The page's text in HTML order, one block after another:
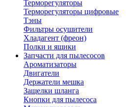
Терморегуляторы
Терморегуляторы цифровые
Тэны
Фильтры осушители
Хладагент (фреон)
Полки и ящики
Запчасти для пылесосов
Ароматизаторы
Двигатели
Держатели мешка
Защелки шланга
Кнопки для пылесоса